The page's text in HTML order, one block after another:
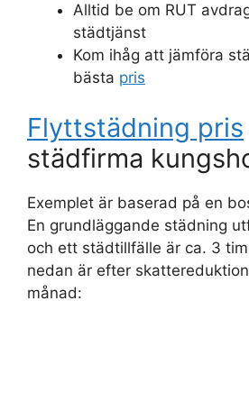
Alltid be om RUT
städtjänst
Kom ihåg att jämföra
bästa pris
Flyttstädning pris
städfirma
Exemplet är baserad på en
En grundläggande städning
och ett städtillfälle är ca. 3
nedan är efter
månad: